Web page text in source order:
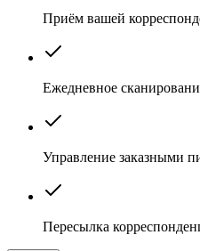
Приём вашей
Ежедневное
Управление заказными
Пересылка